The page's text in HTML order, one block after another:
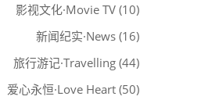
影视文化·Movie TV (10)
新闻纪实·News (16)
旅行游记·Travelling (44)
爱心永恒·Love Heart (50)